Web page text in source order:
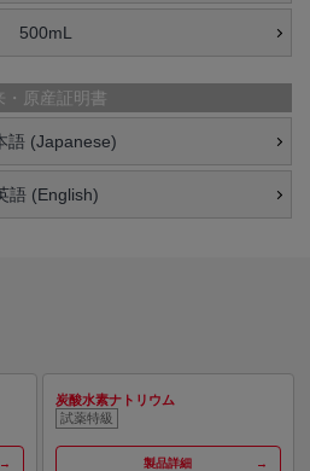
500mL
・原産証明書
語 (Japanese)
語 (English)
炭酸水素ナトリウム
試薬特級
製品詳細